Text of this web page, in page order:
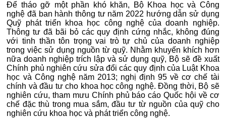
Để tháo gỡ một phần khó khăn, Bộ Khoa học và Công
nghệ đã ban hành thông tư năm 2022 hướng dẫn sử dụng
Quỹ phát triển khoa học công nghệ của doanh nghiệp.
Thông tư đã bãi bỏ các quy định cứng nhắc, không đúng
với tinh thần tôn trọng vai trò tự chủ của doanh nghiệp
trong việc sử dụng nguồn từ quỹ. Nhằm khuyến khích hơn
nữa doanh nghiệp trích lập và sử dụng quỹ, Bộ sẽ đề xuất
Chính phủ nghiên cứu sửa đổi các quy định của Luật Khoa
học và Công nghệ năm 2013; nghị định 95 về cơ chế tài
chính và đầu tư cho khoa học công nghệ. Đồng thời, Bộ sẽ
nghiên cứu, tham mưu Chính phủ báo cáo Quốc hội về cơ
chế đặc thù trong mua sắm, đầu tư từ nguồn của quỹ cho
nghiên cứu khoa học và phát triển công nghệ.